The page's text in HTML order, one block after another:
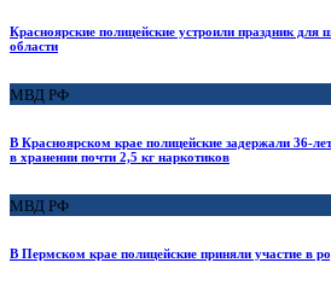
Красноярские полицейские устроили праздник для
области
МВД РФ
В Красноярском крае полицейские задержали 36-
в хранении почти 2,5 кг наркотиков
МВД РФ
В Пермском крае полицейские приняли участие в